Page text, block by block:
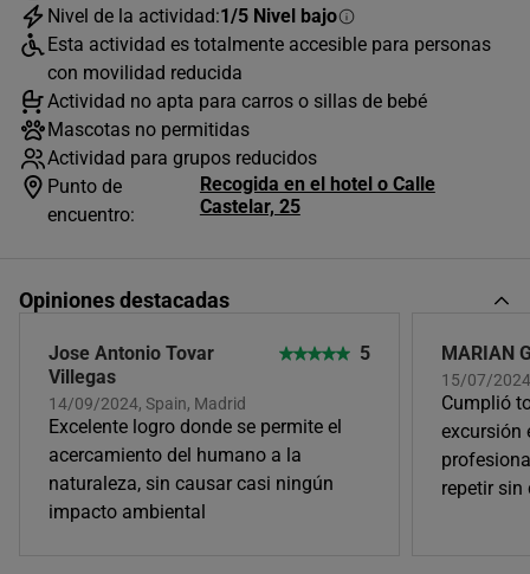
AGOSTO 2026
L
M X J
1
2
3
4 5 6 7 8
13 14 15
24
25 26 27
Horas disponibles (1)
09:00
Único horario disponible
Nivel de la actividad:1/5 Nivel bajo
Esta actividad es totalmente accesible para personas
con movilidad reducida
Actividad no apta para carros o sillas de bebé
Mascotas no permitidas
Actividad para grupos reducidos
Punto de
encuentro:
Recogida en el hotel o Calle
Castelar, 25
Opiniones destacadas
Jose Antonio Tovar
Villegas
14/09/2024, Spain, Madrid
5
Excelente logro donde se permite el
acercamiento del humano a la
naturaleza, sin causar casi ningún
impacto ambiental
MARIAN
15/07/
Cumplió
excursión
repetir sin